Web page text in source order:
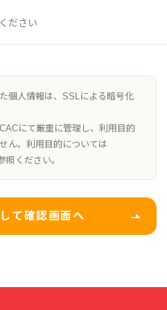
ださい
個人情報は、SSLによる暗号化
にて厳重に管理し、利用目的
ん。利用目的については
照ください。
て確認画面へ